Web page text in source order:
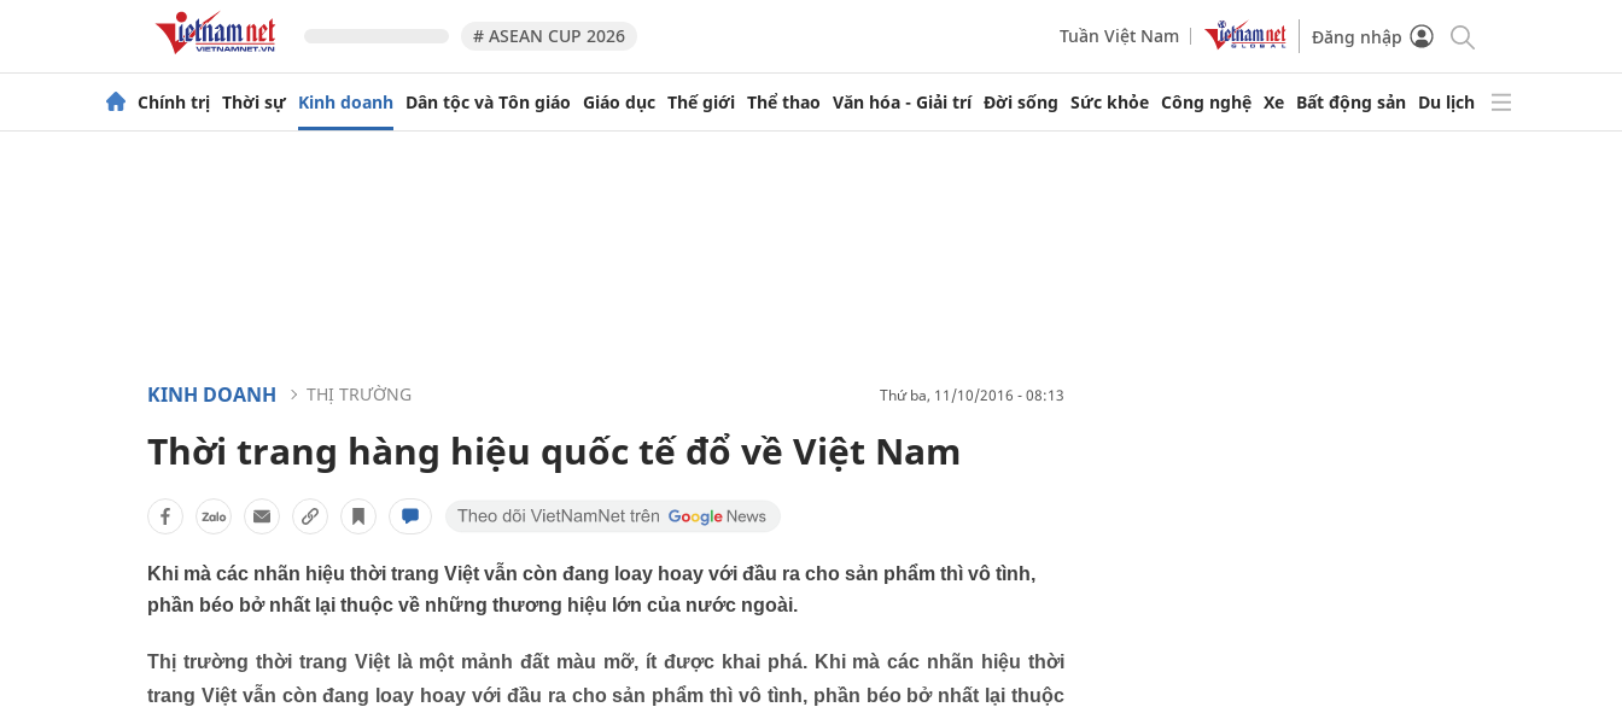
# ASEAN CUP 2026 Tuần Việt Nam Đăng nhập
Chính trị Thời sự Kinh doanh Dân tộc và Tôn giáo Giáo dục Thế giới Thể thao Văn hóa - Giải trí Đời sống Sức khỏe Công nghệ Xe Bất động sản Du lịch
KINH DOANH THỊ TRƯỜNG thứ ba, 11/10/2016 - 08:13
Thời trang hàng hiệu quốc tế đổ về Việt Nam
Khi mà các nhãn hiệu thời trang Việt vẫn còn đang loay hoay với đầu ra cho sản phẩm thì vô tình,
phần béo bở nhất lại thuộc về những thương hiệu lớn của nước ngoài.
Thị trường thời trang Việt là một mảnh đất màu mỡ, ít được khai phá. Khi mà các nhãn hiệu thời
trang Việt vẫn còn đang loay hoay với đầu ra cho sản phẩm thì vô tình, phần béo bở nhất lại thuộc